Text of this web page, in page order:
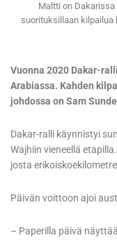
Maltti on
suorituksillaan kilpailua
Vuonna 2020 Dakar-
Arabiassa. Kahden
johdossa on Sam
Dakar-ralli käynnistyi
Wajhiin vieneellä
josta
Päivän voittoon ajoi
– Paperilla päivä